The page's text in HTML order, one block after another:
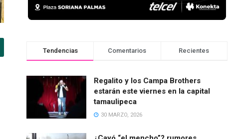
Tendencias Comentarios Recientes
Regalito y los Campa Brothers
estarán este viernes en la capital
tamaulipeca
30 MARZO, 2026